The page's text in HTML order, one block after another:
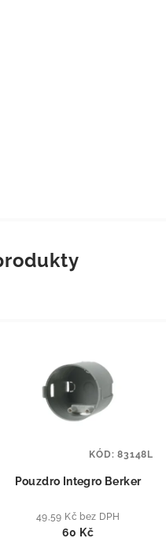
Pouzdro Integro Berker
49,59 Kč bez DPH
60 Kč
KÓD:83148L